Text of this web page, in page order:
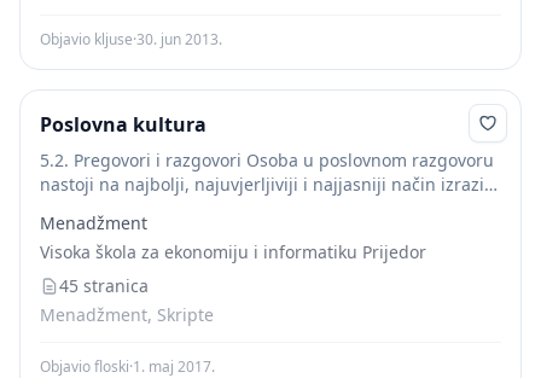
Objavio kljuse·30. jun 2013.
Poslovna kultura
5.2. Pregovori i razgovori Osoba u poslovnom razgovoru
nastoji na najbolji, najuvjerljiviji i najjasniji način izraziti
obavještavanja, postizanja sporazuma, odobravanja ili...
Menadžment
Visoka škola za ekonomiju i informatiku Prijedor
45 stranica
Menadžment, Skripte
Objavio floski·1. maj 2017.